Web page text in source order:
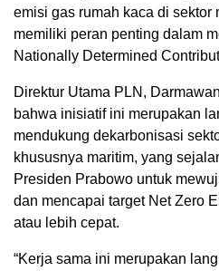
emisi gas rumah kaca di sektor
memiliki peran penting dalam
Nationally Determined
Direktur Utama PLN,
bahwa inisiatif ini merupakan
mendukung dekarbonisasi
khususnya maritim, yang
Presiden Prabowo untuk
dan mencapai target Net Zero
atau lebih cepat.
“Kerja sama ini merupakan